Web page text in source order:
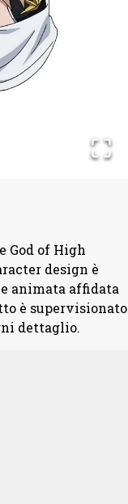
God of High
design è
animata affidata
è supervisionato
dettaglio.